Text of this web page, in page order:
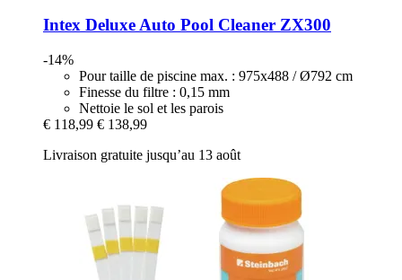
Intex Deluxe Auto Pool Cleaner ZX300
-14%
Pour taille de piscine max. : 975x488 / Ø792 cm
Finesse du filtre : 0,15 mm
Nettoie le sol et les parois
€ 118,99 € 138,99
Livraison gratuite jusqu’au 13 août